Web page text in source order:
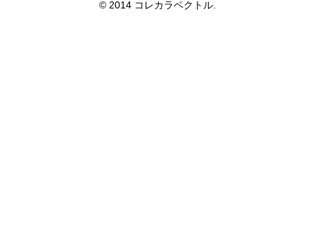
© 2014 コレカラベクトル.